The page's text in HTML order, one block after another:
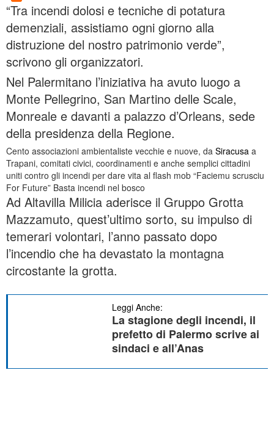
“Tra incendi dolosi e tecniche di potatura
demenziali, assistiamo ogni giorno alla
distruzione del nostro patrimonio verde”,
scrivono gli organizzatori.
Nel Palermitano l’iniziativa ha avuto luogo a
Monte Pellegrino, San Martino delle Scale,
Monreale e davanti a palazzo d’Orleans, sede
della presidenza della Regione.
Cento associazioni ambientaliste vecchie e nuove, da Siracusa a
Trapani, comitati civici, coordinamenti e anche semplici cittadini
uniti contro gli incendi per dare vita al flash mob “Faciemu scrusciu
For Future” Basta incendi nel bosco
Ad Altavilla Milicia aderisce il Gruppo Grotta
Mazzamuto, quest’ultimo sorto, su impulso di
temerari volontari, l’anno passato dopo
l’incendio che ha devastato la montagna
circostante la grotta.
Leggi Anche:
La stagione degli incendi, il
prefetto di Palermo scrive ai
sindaci e all’Anas